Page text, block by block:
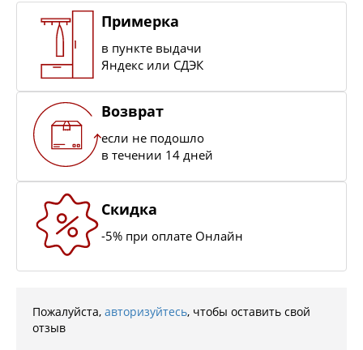
Примерка
в пункте выдачи
Яндекс или СДЭК
Возврат
если не подошло
в течении 14 дней
Скидка
-5% при оплате Онлайн
Пожалуйста, авторизуйтесь, чтобы оставить свой
отзыв